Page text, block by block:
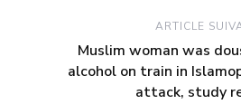
ARTICLE
Muslim woman was
alcohol on train in
attack, study